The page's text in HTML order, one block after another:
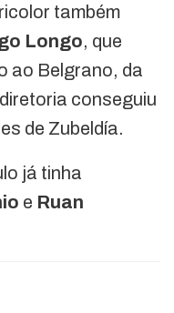
também
Longo, que
ao Belgrano, da
conseguiu
de Zubeldía.
já tinha
e Ruan